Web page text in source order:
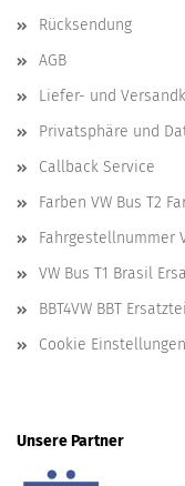
Rücksendung
AGB
Liefer- und
Privatsphäre und
Callback Service
Farben VW Bus T2
Fahrgestellnummer
VW Bus T1 Brasil
BBT4VW BBT
Cookie Einstellungen
Unsere Partner